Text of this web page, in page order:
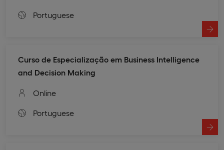
Portuguese
Curso de Especialização em Business Intelligence
and Decision Making
Online
Portuguese